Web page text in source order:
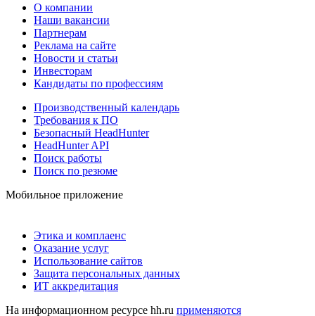
О компании
Наши вакансии
Партнерам
Реклама на сайте
Новости и статьи
Инвесторам
Кандидаты по профессиям
Производственный календарь
Требования к ПО
Безопасный HeadHunter
HeadHunter API
Поиск работы
Поиск по резюме
Мобильное приложение
Этика и комплаенс
Оказание услуг
Использование сайтов
Защита персональных данных
ИТ аккредитация
На информационном ресурсе hh.ru применяются